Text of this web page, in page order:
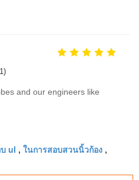
and our engineers like
ul , ในการสอบสวนนิ้วก้อง ,